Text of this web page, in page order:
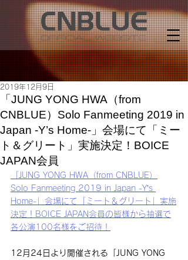
「JUNG YONG HWA（from
CNBLUE）Solo Fanmeeting 2019 in
Japan -Y’s Home-」会場にて「ミー
ト＆グリート」実施決定！BOICE
JAPAN会員
2019年12月9日
「JUNG YONG HWA（from CNBLUE）
Solo Fanmeeting 2019 in Japan -Y’s
Home-」会場にて「ミート＆グリート」実施
決定！BOICE JAPAN会員の皆様から抽選で
各公演100名様をご招待！
12月24日より開催される「JUNG YONG